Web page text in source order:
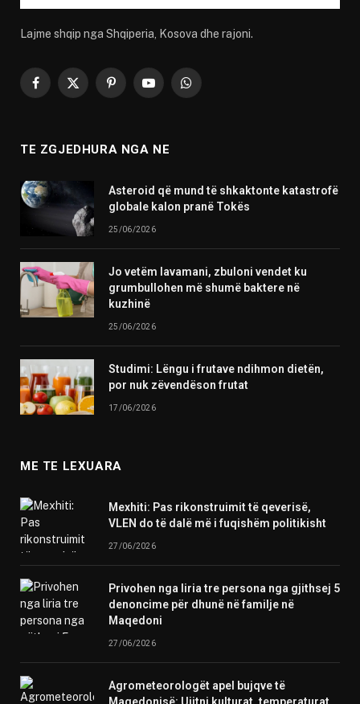
Lajme shqip nga Shqiperia, Kosova dhe rajoni.
Facebook
X
PinterestYouTubeWhatsApp
TE ZGJEDHURA NGA NE
Asteroid që mund të shkaktonte katastrofë
globale kalon pranë Tokës
25/06/2026
Jo vetëm lavamani, zbuloni vendet ku
grumbullohen më shumë baktere në
kuzhinë
25/06/2026
Studimi: Lëngu i frutave ndihmon dietën,
por nuk zëvendëson frutat
17/06/2026
ME TE LEXUARA
Mexhiti: Pas rikonstruimit të qeverisë,
VLEN do të dalë më i fuqishëm politikisht
27/06/2026
Privohen nga liria tre persona nga gjithsej 5
denoncime për dhunë në familje në
Maqedoni
27/06/2026
Agrometeorologët apel bujqve të
Maqedonisë: Ujitni kulturat, temperaturat